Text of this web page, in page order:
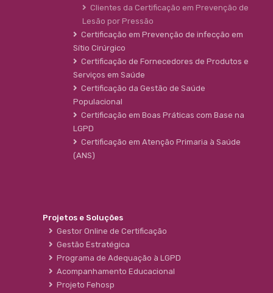
Clientes da Certificação em Prevenção de
Lesão por Pressão
Certificação em Prevenção de infecção em
Sítio Cirúrgico
Certificação de Fornecedores de Produtos e
Serviços em Saúde
Certificação da Gestão de Saúde
Populacional
Certificação em Boas Práticas com Base na
LGPD
Certificação em Atenção Primaria à Saúde
(ANS)
Projetos e Soluções
Gestor Online de Certificação
Gestão Estratégica
Programa de Adequação à LGPD
Acompanhamento Educacional
Projeto Fehosp